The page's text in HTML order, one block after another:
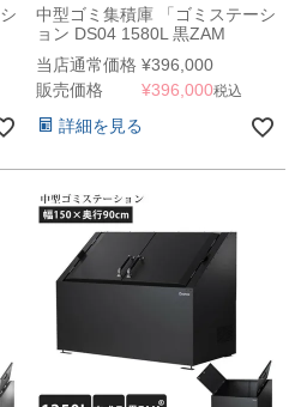
中型ゴミ集積庫 「ゴミステーシ
ョン DS04 1580L 黒ZAM
W1900×D900×H1100mm」
当店通常価格 ¥396,000
販売価格
¥396,000税込
詳細を見る